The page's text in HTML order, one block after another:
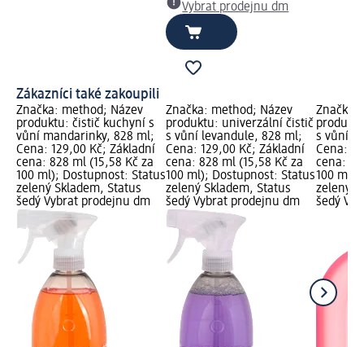
Vybrat prodejnu dm
Zákazníci také zakoupili
Značka: method; Název
produktu: čistič kuchyní s
vůní mandarinky, 828 ml;
Cena: 129,00 Kč; Základní
cena: 828 ml (15,58 Kč za
100 ml); Dostupnost: Status
zelený Skladem, Status
šedý Vybrat prodejnu dm
Značka: method; Název
produktu: univerzální čistič
s vůní levandule, 828 ml;
Cena: 129,00 Kč; Základní
cena: 828 ml (15,58 Kč za
100 ml); Dostupnost: Status
zelený Skladem, Status
šedý Vybrat prodejnu dm
Značka:
s vůní
Cena:
cena:
100 ml);
zelený
šedý